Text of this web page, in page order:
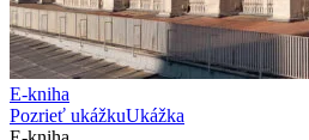
E-kniha
Pozrieť ukážkuUkážka